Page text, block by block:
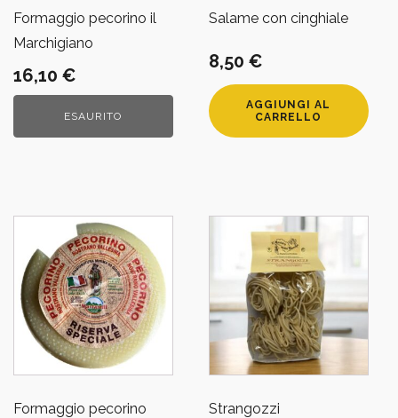
Formaggio pecorino il
Marchigiano
16,10 €
ESAURITO
Salame con cinghiale
8,50 €
AGGIUNGI AL
CARRELLO
Formaggio pecorino
Strangozzi